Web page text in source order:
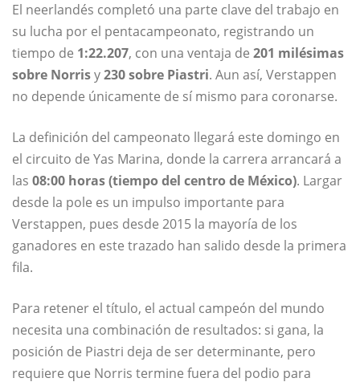
El neerlandés completó una parte clave del trabajo en
su lucha por el pentacampeonato, registrando un
tiempo de 1:22.207, con una ventaja de 201 milésimas
sobre Norrisy230 sobre Piastri. Aun así, Verstappen
no depende únicamente de sí mismo para coronarse.
La definición del campeonato llegará este domingo en
el circuito de Yas Marina, donde la carrera arrancará a
las 08:00 horas (tiempo del centro de México). Largar
desde la pole es un impulso importante para
Verstappen, pues desde 2015 la mayoría de los
ganadores en este trazado han salido desde la primera
fila.
Para retener el título, el actual campeón del mundo
necesita una combinación de resultados: si gana, la
posición de Piastri deja de ser determinante, pero
requiere que Norris termine fuera del podio para